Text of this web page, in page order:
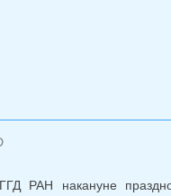
РАН накануне